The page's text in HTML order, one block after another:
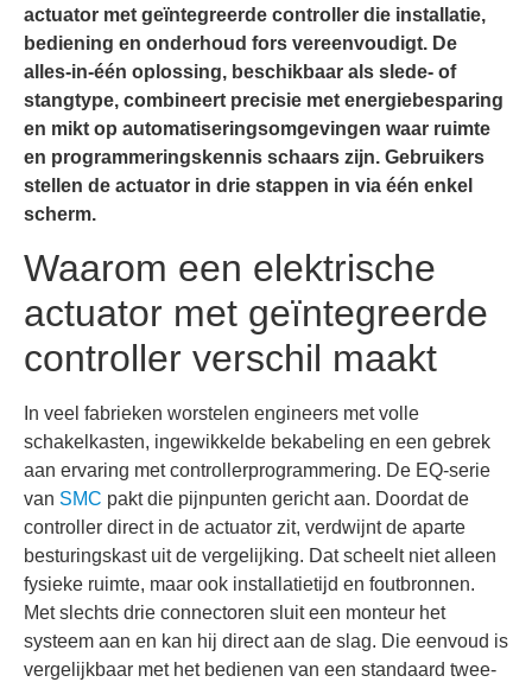
actuator met geïntegreerde controller die installatie,
bediening en onderhoud fors vereenvoudigt. De
alles-in-één oplossing, beschikbaar als slede- of
stangtype, combineert precisie met energiebesparing
en mikt op automatiseringsomgevingen waar ruimte
en programmeringskennis schaars zijn. Gebruikers
stellen de actuator in drie stappen in via één enkel
scherm.
Waarom een elektrische
actuator met geïntegreerde
controller verschil maakt
In veel fabrieken worstelen engineers met volle
schakelkasten, ingewikkelde bekabeling en een gebrek
aan ervaring met controllerprogrammering. De EQ-serie
van SMC pakt die pijnpunten gericht aan. Doordat de
controller direct in de actuator zit, verdwijnt de aparte
besturingskast uit de vergelijking. Dat scheelt niet alleen
fysieke ruimte, maar ook installatietijd en foutbronnen.
Met slechts drie connectoren sluit een monteur het
systeem aan en kan hij direct aan de slag. Die eenvoud is
vergelijkbaar met het bedienen van een standaard twee-